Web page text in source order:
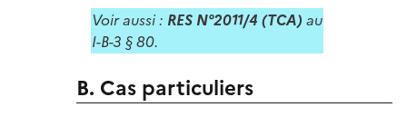
Voir aussi : RES N°2011/4 (TCA)au
I-B-3 § 80.
B. Cas particuliers